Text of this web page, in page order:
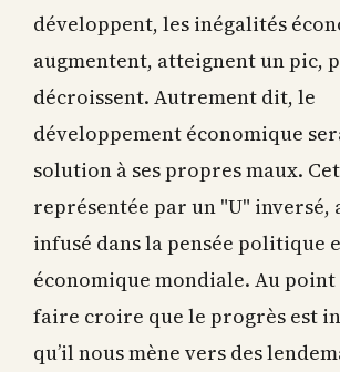
développent, les inégalités
augmentent, atteignent un pic,
décroissent. Autrement dit, le
développement économique
solution à ses propres maux.
représentée par un "U" inversé,
infusé dans la pensée politique
économique mondiale. Au point
faire croire que le progrès est
qu’il nous mène vers des